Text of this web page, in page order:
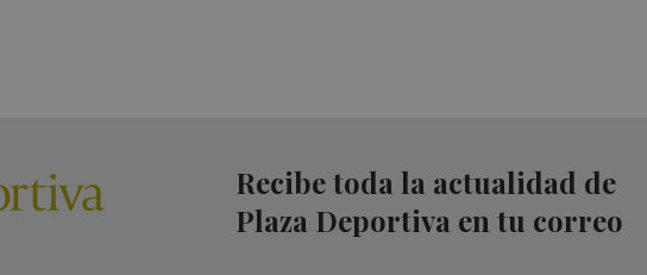
Recibe toda la actualidad de
Plaza Deportiva en tu correo